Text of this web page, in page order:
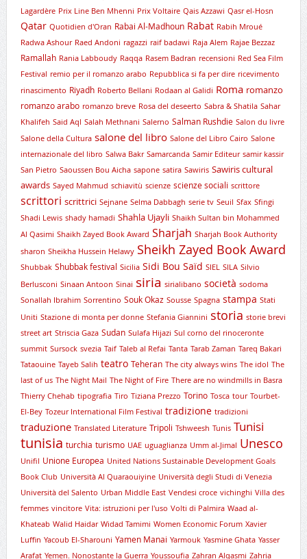
Lagardère Prix Line Ben Mhenni Prix Voltaire Qais Azzawi Qasr el-Hosn
Qatar Quotidien d'Oran Rabai Al-Madhoun Rabat Rabih Mroué
Radwa Ashour Raed Andoni ragazzi raif badawi Raja Alem Rajae Bezzaz
Ramallah Rania Labboudy Raqqa Rasem Badran recensioni Red Sea Film
Festival remio per il romanzo arabo Repubblica si fa per dire ricevimento
rinascimento Riyadh Roberto Bellani Rodaan al Galidi Roma romanzo
romanzo arabo romanzo breve Rosa del deseerto Sabra & Shatila Sahar
Khalifeh Said Aql Salah Methnani Salerno Salman Rushdie Salon du livre
Salone della Cultura salone del libro Salone del Libro Cairo Salone
internazionale del libro Salwa Bakr Samarcanda Samir Editeur samir kassir
San Pietro Saoussen Bou Aicha sapone satira Sawiris Sawiris cultural
awards Sayed Mahmud schiavitù scienze scienze sociali scrittore
scrittori scrittrici Sejnane Selma Dabbagh serie tv Seuil Sfax Sfingi
Shadi Lewis shady hamadi Shahla Ujayli Shaikh Sultan bin Mohammed
Al Qasimi Shaikh Zayed Book Award Sharjah Sharjah Book Authority
sharon Sheikha Hussein Helawy Sheikh Zayed Book Award
Shubbak Shubbak festival Sicilia Sidi Bou Saïd SIEL SILA Silvio
Berlusconi Sinaan Antoon Sinai siria sirialibano società sodoma
Sonallah Ibrahim Sorrentino Souk Okaz Sousse Spagna stampa Stati
Uniti Stazione di monta per donne Stefania Giannini storia storie brevi
street art Striscia Gaza Sudan Sulafa Hijazi Sul corno del rinoceronte
summit Sursock svezia Taif Taleb al Refai Tanta Tarab Zaman Tareq Bakari
Tataouine Tayeb Salih teatro Teheran The city always wins The idol The
last of us The Night Mail The Night of Fire There are no windmills in Basra
Thierry Chehab tipografia Tiro Tiziana Prezzo Torino Tosca tour Tourbet-
El-Bey Tozeur International Film Festival tradizione tradizioni
traduzione Translated Literature Tripoli Tshweesh Tunis Tunisi
tunisia turchia turismo UAE uguaglianza Umm al-Jimal Unesco
Unifil Unione Europea United Nations Sustainable Development Goals
Book Club Università Al Quaraouiyine Università degli Studi di Venezia
Università del Salento Urban Middle East Vendesi croce vichinghi Villa des
femmes vincitore Vita: istruzioni per l'uso Volti di Palmira Waad al-
Khateab Walid Haidar Widad Tamimi Women Economic Forum Xavier
Luffin Yacoub El-Sharouni Yamen Manai Yarmouk Yasmine Ghata Yasser
Arafat Yemen. Nonostante la Guerra Youssoufia Zahran Alqasmi Zahria